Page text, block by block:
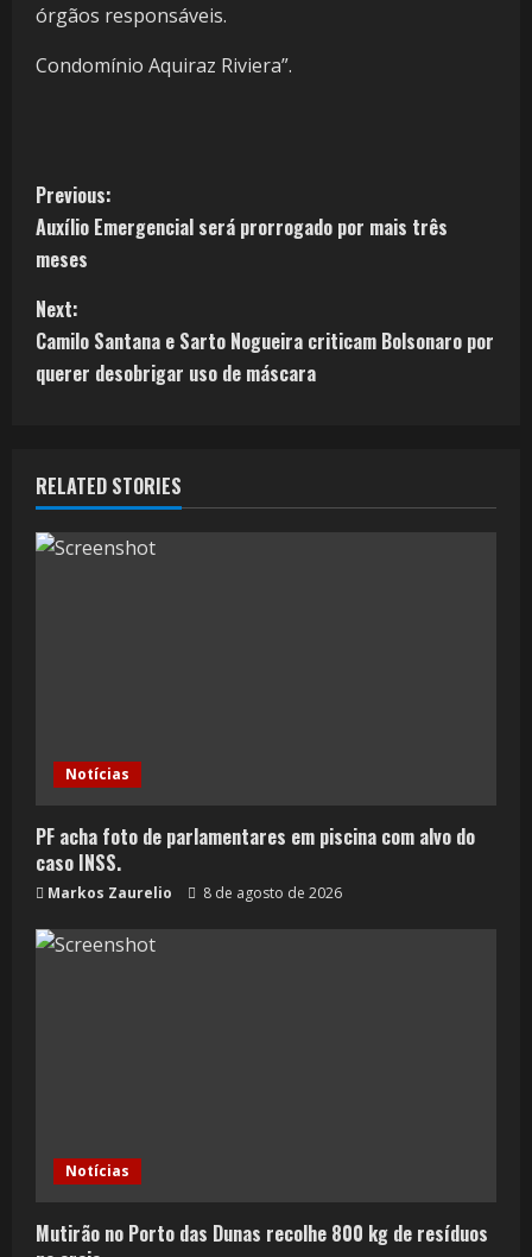
órgãos responsáveis.
Condomínio Aquiraz Riviera”.
Previous:
Auxílio Emergencial será prorrogado por mais três
meses
Next:
Camilo Santana e Sarto Nogueira criticam Bolsonaro por
querer desobrigar uso de máscara
RELATED STORIES
Notícias
PF acha foto de parlamentares em piscina com alvo do
caso INSS.
Markos Zaurelio 8 de agosto de 2026
Notícias
Mutirão no Porto das Dunas recolhe 800 kg de resíduos